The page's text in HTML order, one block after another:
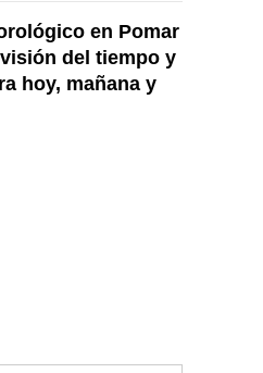
en Pomar
del tiempo y
hoy, mañana y